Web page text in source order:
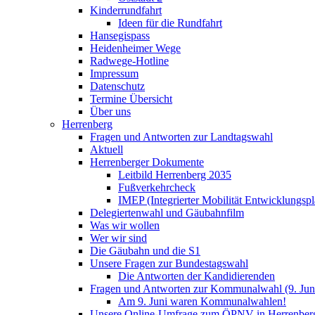
Kinderrundfahrt
Ideen für die Rundfahrt
Hansegispass
Heidenheimer Wege
Radwege-Hotline
Impressum
Datenschutz
Termine Übersicht
Über uns
Herrenberg
Fragen und Antworten zur Landtagswahl
Aktuell
Herrenberger Dokumente
Leitbild Herrenberg 2035
Fußverkehrcheck
IMEP (Integrierter Mobilität
Delegiertenwahl und Gäubahnfilm
Was wir wollen
Wer wir sind
Die Gäubahn und die S1
Unsere Fragen zur Bundestagswahl
Die Antworten der Kandidierenden
Fragen und Antworten zur Kommunalwahl (9.
Am 9. Juni waren Kommunalwahlen!